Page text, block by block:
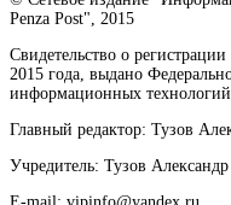
Penza Post", 2015
Свидетельство о
2015 года, выдано
информационных
Главный редактор: Тузов
Учредитель: Тузов